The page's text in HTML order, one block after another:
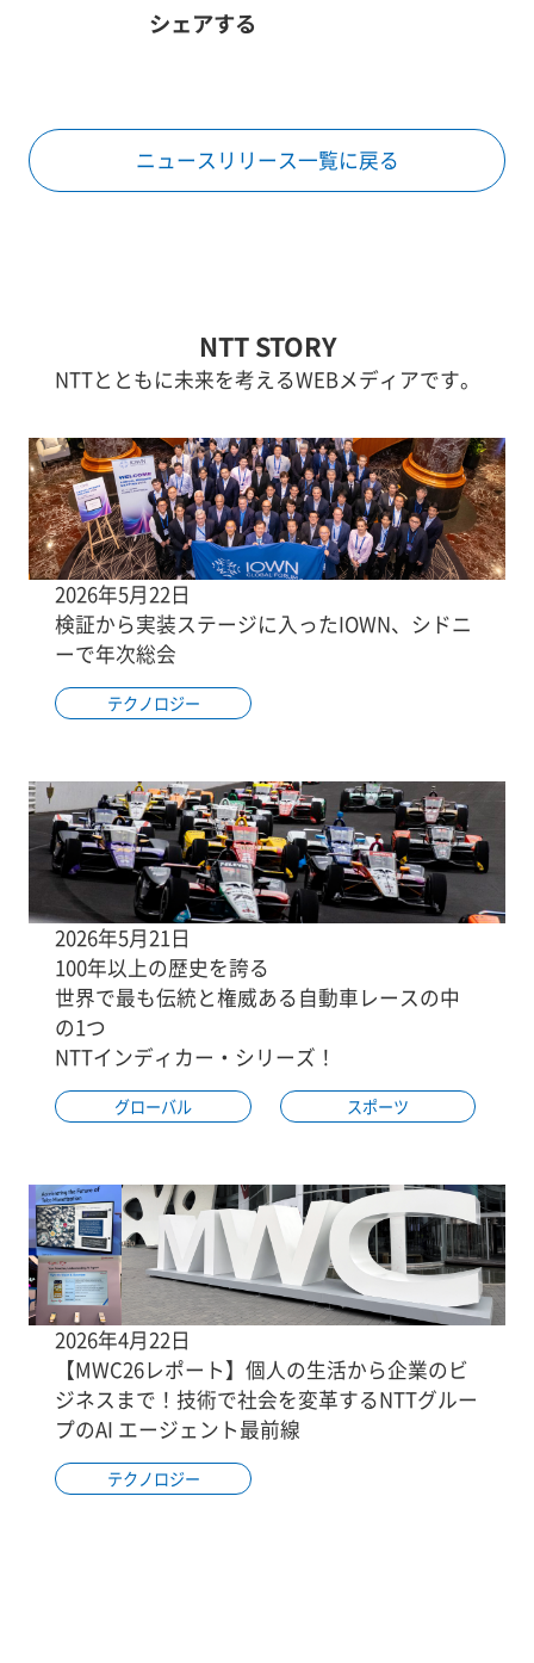
シェアする
ニュースリリース一覧に戻る
NTT STORY
NTTとともに未来を考えるWEBメディアです。
2026年5月22日
検証から実装ステージに入ったIOWN、シドニ
ーで年次総会
テクノロジー
2026年5月21日
100年以上の歴史を誇る
世界で最も伝統と権威ある自動車レースの中
の1つ
NTTインディカー・シリーズ！
グローバル スポーツ
2026年4月22日
【MWC26レポート】個人の生活から企業のビ
ジネスまで！技術で社会を変革するNTTグルー
プのAI エージェント最前線
テクノロジー